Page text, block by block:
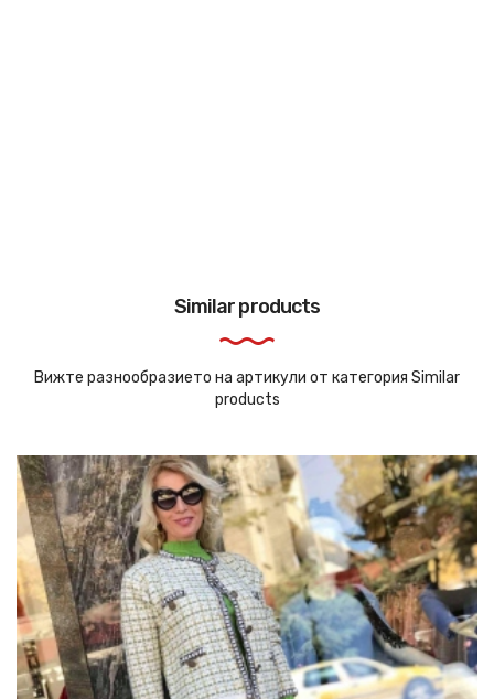
Similar products
Вижте разнообразието на артикули от категория Similar
products